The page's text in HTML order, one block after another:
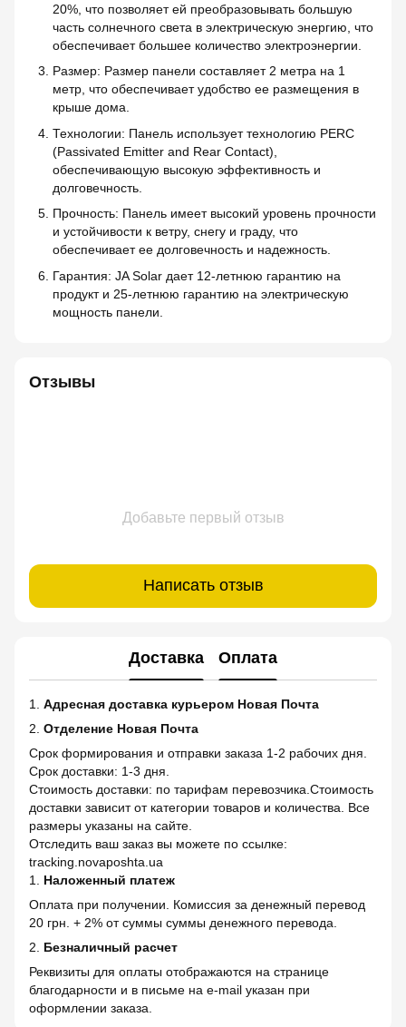
20%, что позволяет ей преобразовывать большую
часть солнечного света в электрическую энергию, что
обеспечивает большее количество электроэнергии.
Размер: Размер панели составляет 2 метра на 1
метр, что обеспечивает удобство ее размещения в
крыше дома.
Технологии: Панель использует технологию PERC
(Passivated Emitter and Rear Contact),
обеспечивающую высокую эффективность и
долговечность.
Прочность: Панель имеет высокий уровень прочности
и устойчивости к ветру, снегу и граду, что
обеспечивает ее долговечность и надежность.
Гарантия: JA Solar дает 12-летнюю гарантию на
продукт и 25-летнюю гарантию на электрическую
мощность панели.
Отзывы
Добавьте первый отзыв
Написать отзыв
Доставка Оплата
1. Адресная доставка курьером Новая Почта
2. Отделение Новая Почта
Срок формирования и отправки заказа 1-2 рабочих дня.
Срок доставки: 1-3 дня.
Стоимость доставки: по тарифам перевозчика.Стоимость
доставки зависит от категории товаров и количества. Все
размеры указаны на сайте.
Отследить ваш заказ вы можете по ссылке:
tracking.novaposhta.ua
1. Наложенный платеж
Оплата при получении. Комиссия за денежный перевод
20 грн. + 2% от суммы суммы денежного перевода.
2. Безналичный расчет
Реквизиты для оплаты отображаются на странице
благодарности и в письме на e-mail указан при
оформлении заказа.